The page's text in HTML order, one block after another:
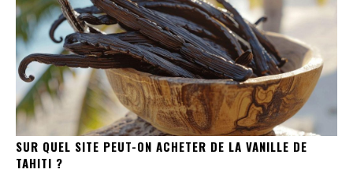
SUR QUEL SITE PEUT-ON ACHETER DE LA VANILLE DE
TAHITI ?